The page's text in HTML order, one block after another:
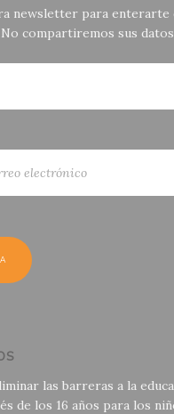
newsletter para enterarte
compartiremos sus
las barreras a la
de los 16 años para los